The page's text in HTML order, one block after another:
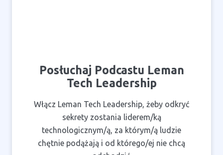
Posłuchaj Podcastu Leman
Tech Leadership
Włącz Leman Tech Leadership, żeby odkryć
sekrety zostania liderem/ką
technologicznym/ą, za którym/ą ludzie
chętnie podążają i od którego/ej nie chcą